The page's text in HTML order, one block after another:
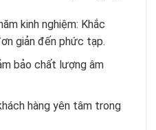
kinh nghiệm: Khắc
giản đến phức tạp.
bảo chất lượng âm
hàng yên tâm trong